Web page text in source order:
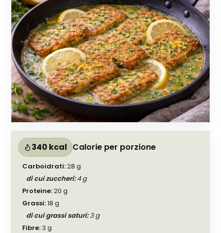
340 kcal Calorie per porzione
Carboidrati:28 g
di cui zuccheri:4g
Proteine:20 g
Grassi:18 g
di cui grassi saturi:3g
Fibre: 3 g